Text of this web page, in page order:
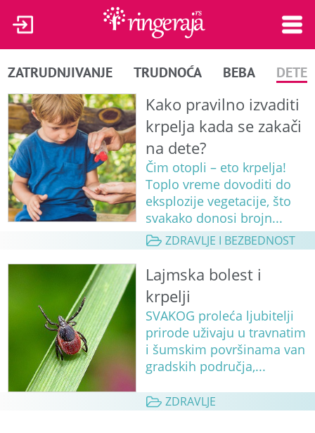
ZATRUDNJIVANJE TRUDNOĆA BEBA DETE
Kako pravilno izvaditi
krpelja kada se zakači
na dete?
Čim otopli – eto krpelja!
Toplo vreme dovoditi do
eksplozije vegetacije, što
svakako donosi brojn...
ZDRAVLJE I BEZBEDNOST
Lajmska bolest i
krpelji
SVAKOG proleća ljubitelji
prirode uživaju u travnatim
i šumskim površinama van
gradskih područja,...
ZDRAVLJE